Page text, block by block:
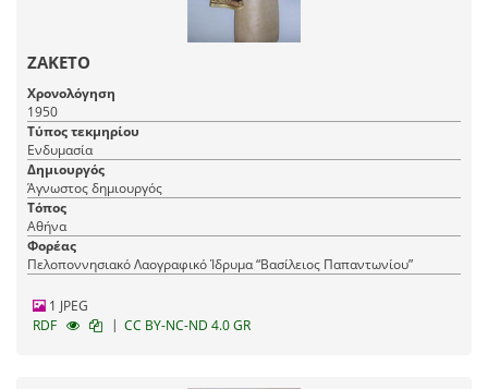
ΖΑΚΕΤΟ
Χρονολόγηση
1950
Τύπος τεκμηρίου
Ενδυμασία
Δημιουργός
Άγνωστος δημιουργός
Τόπος
Αθήνα
Φορέας
Πελοποννησιακό Λαογραφικό Ίδρυμα “Βασίλειος Παπαντωνίου”
1 JPEG
RDF
| CC BY-NC-ND 4.0 GR